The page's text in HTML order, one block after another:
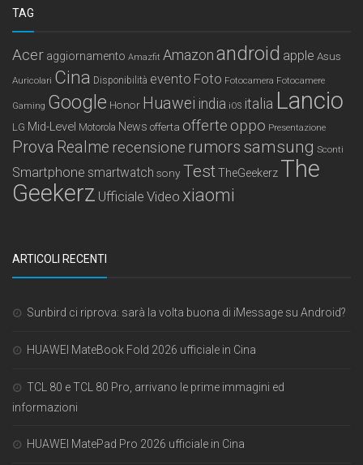
TAG
Acer aggiornamento Amazfit Amazonandroid apple Asus
Auricolari Cina Disponibilità evento Foto Fotocamera Fotocamere
Gaming Google Honor Huawei india iOS italia Lancio
LG Mid-Level Motorola News offerta offerte oppo Presentazione
Prova Realme recensione rumors samsung Sconti
Smartphone smartwatch sony TestTheGeekerz The
Geekerz Ufficiale Video xiaomi
ARTICOLI RECENTI
Sunbird ci riprova: sarà la volta buona di iMessage su Android?
HUAWEI MateBook Fold 2026 ufficiale in Cina
TCL 80 e TCL 80 Pro, arrivano le prime immagini ed
informazioni
HUAWEI MatePad Pro 2026 ufficiale in Cina